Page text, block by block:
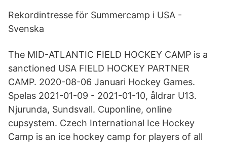
Rekordintresse för Summercamp i USA -
Svenska
The MID-ATLANTIC FIELD HOCKEY CAMP is a
sanctioned USA FIELD HOCKEY PARTNER
CAMP. 2020-08-06 Januari Hockey Games.
Spelas 2021-01-09 - 2021-01-10, åldrar U13.
Njurunda, Sundsvall. Cuponline, online
cupsystem. Czech International Ice Hockey
Camp is an ice hockey camp for players of all